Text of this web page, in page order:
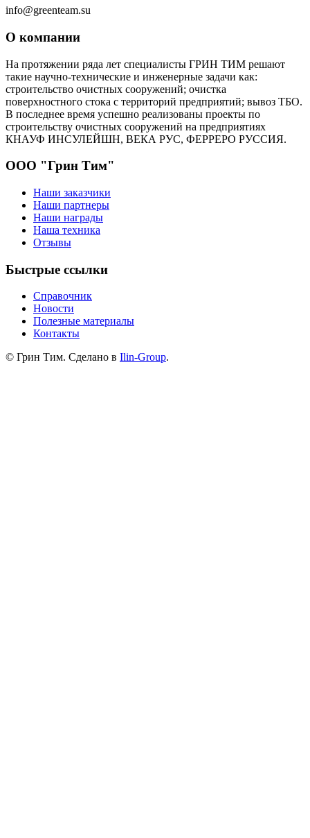
info@greenteam.su
О компании
На протяжении ряда лет специалисты ГРИН ТИМ решают
такие научно-технические и инженерные задачи как:
строительство очистных сооружений; очистка
поверхностного стока с территорий предприятий; вывоз ТБО.
В последнее время успешно реализованы проекты по
строительству очистных сооружений на предприятиях
КНАУФ ИНСУЛЕЙШН, ВЕКА РУС, ФЕРРЕРО РУССИЯ.
ООО "Грин Тим"
Наши заказчики
Наши партнеры
Наши награды
Наша техника
Отзывы
Быстрые ссылки
Справочник
Новости
Полезные материалы
Контакты
© Грин Тим. Сделано в Ilin-Group.